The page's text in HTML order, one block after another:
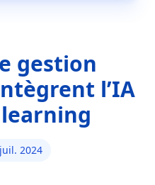
gestion
l’IA
2024